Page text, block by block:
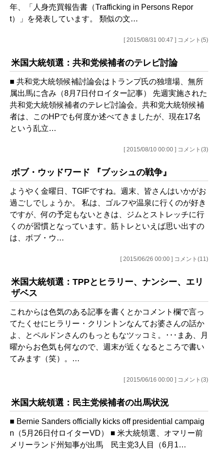
年、「人身売買報告書（Trafficking in Persons Repor
t）」を発表しています。 類似の文…
[ 2015/08/31 00:47 ] コメント(5)
米国大統領選：共和党候補者のテレビ討論
■ 共和党大統領候補討論会はトランプ氏の独壇場、無所
属出馬に含み（8月7日付ロイター記事） 先週実施された
共和党大統領候補者のテレビ討論会。共和党大統領候補
者は、このHPでも何度か述べてきましたが、現在17名
という乱立…
[ 2015/08/10 00:00 ] コメント(3)
ボブ・ウッドワード 『ブッシュの戦争』
ようやく金曜日、TGIFですね。週末、皆さんはいかがお
過ごしでしょうか。 私は、ゴルフや温泉に行くのが好き
ですが、何の予定もないときは、ジムとストレッチに行
くのが習慣となっています。筋トレといえば思い出すの
は、ボブ・ウ…
[ 2015/06/26 00:00 ] コメント(11)
米国大統領選：TPPとヒラリー、ナンシー、エリ
ザベス
これからは色気のある記事を書くとかコメント欄で言っ
てたくせにヒラリー・クリントンなんてお婆さんの話か
よ、とペルドンさんのもっともなツッコミ。･･･まあ、月
曜からお色気も何なので、週末が近くなるところで書い
てみます（笑）。…
[ 2015/06/16 00:00 ] コメント(3)
米国大統領選：民主党候補者の出馬状況
■ Bernie Sanders officially kicks off presidential campaig
n（5月26日付ロイターVD） ■ 米大統領選、オマリー前
メリーランド州知事が出馬 民主党3人目（6月1…